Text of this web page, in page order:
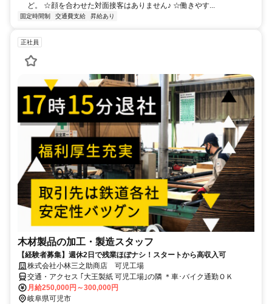
ど。 ☆顔を合わせた対面接客はありません♪ ☆働きやす...
固定時間制 交通費支給 昇給あり
正社員
木材製品の加工・製造スタッフ
【経験者募集】週休2日で残業ほぼナシ！スタートから高収入可
株式会社小林三之助商店 可児工場
交通・アクセス ｢大王製紙 可児工場｣の隣 ＊車･バイク通勤ＯＫ
月給250,000円～300,000円
岐阜県可児市